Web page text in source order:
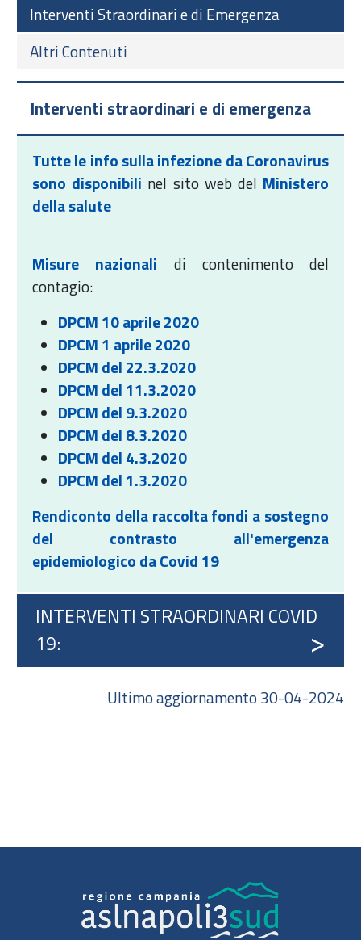
Interventi Straordinari e di Emergenza
Altri Contenuti
Interventi straordinari e di emergenza
Tutte le info sulla infezione da Coronavirus
sono disponibili nel sito web del Ministero
della salute
Misure nazionali di contenimento del
contagio:
DPCM 10 aprile 2020
DPCM 1 aprile 2020
DPCM del 22.3.2020
DPCM del 11.3.2020
DPCM del 9.3.2020
DPCM del 8.3.2020
DPCM del 4.3.2020
DPCM del 1.3.2020
Rendiconto della raccolta fondi a sostegno
del contrasto all'emergenza
epidemiologico da Covid 19
INTERVENTI STRAORDINARI COVID
19:
Ultimo aggiornamento 30-04-2024